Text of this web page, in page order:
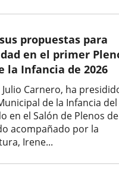
propuestas para
en el primer
la Infancia de 2026
Julio Carnero, ha
de la Infancia del
en el Salón de Plenos de
acompañado por la
Irene...